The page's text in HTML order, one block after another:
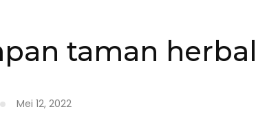
taman
Mei 12, 2022